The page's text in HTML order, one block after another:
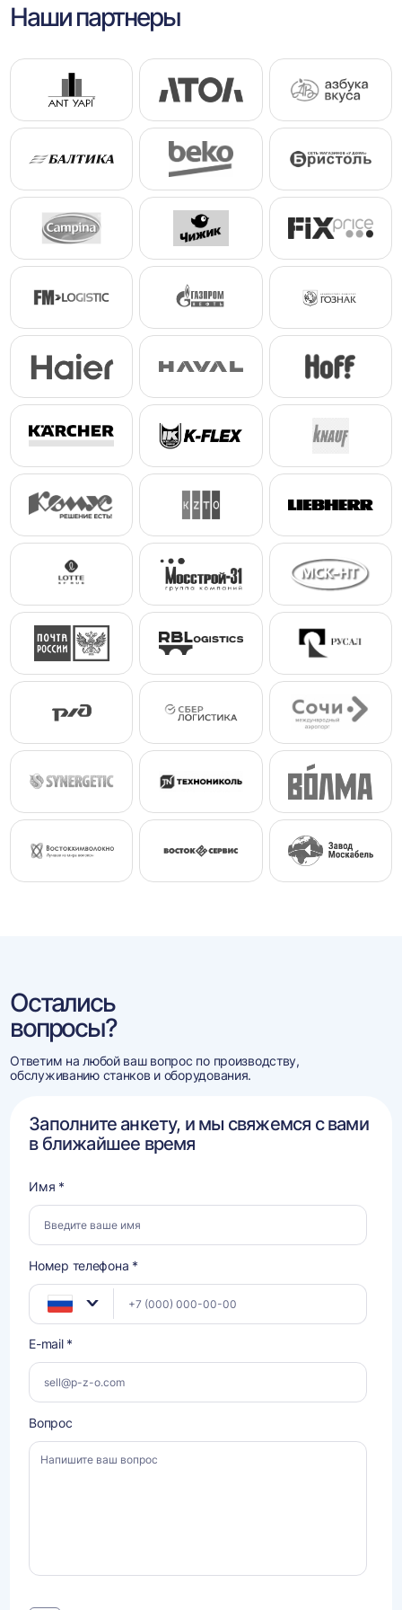
Наши партнеры
Остались
вопросы?
Ответим на любой ваш вопрос по производству,
обслуживанию станков и оборудования.
Заполните анкету, и мы свяжемся с вами
в ближайшее время
Имя *
Номер телефона *
E-mail *
Вопрос